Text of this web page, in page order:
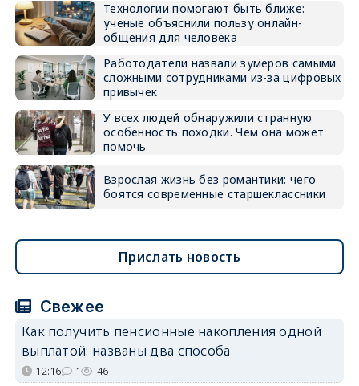
Технологии помогают быть ближе:
ученые объяснили пользу онлайн-
общения для человека
Работодатели назвали зумеров самыми
сложными сотрудниками из-за цифровых
привычек
У всех людей обнаружили странную
особенность походки. Чем она может
помочь
Взрослая жизнь без романтики: чего
боятся современные старшеклассники
Прислать новость
Свежее
Как получить пенсионные накопления одной
выплатой: названы два способа
12:16 1 46